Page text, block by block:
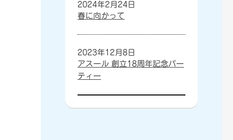
2024年2月24日
春に向かって
2023年12月8日
アスール 創立18周年記念パー
ティー